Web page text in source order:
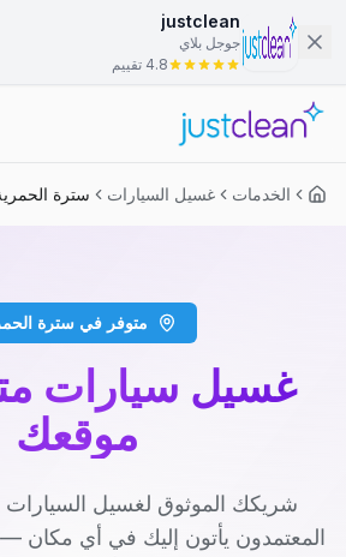
justclean
جوجل بلاي
4.8 تقييم
الخدمات غسيل السيارات سترة
متوفر في سترة
غسيل سيارات
موقعك
شريكك الموثوق لغسيل السيارات
المعتمدون يأتون إليك في أي مكان —